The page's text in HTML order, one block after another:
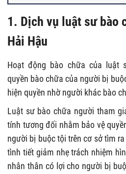
1. Dịch vụ luật sư bào
Hải Hậu
Hoạt động bào chữa của luật
quyền bào chữa của người bị
hiện quyền nhờ người khác bào
Luật sư bào chữa người tham
tính tương đối nhằm bảo vệ
người bị buộc tội trên cơ sở tìm
tình tiết giảm nhẹ trách nhiệm
nhân thân có lợi cho người bị